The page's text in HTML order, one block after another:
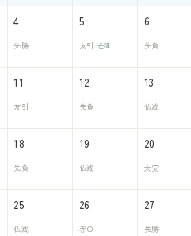
4
先勝
5
友引 芒種
6
先負
11
友引
12
先負
13
仏滅
18
先負
19
仏滅
20
大安
25
仏滅
26
赤口
27
先勝